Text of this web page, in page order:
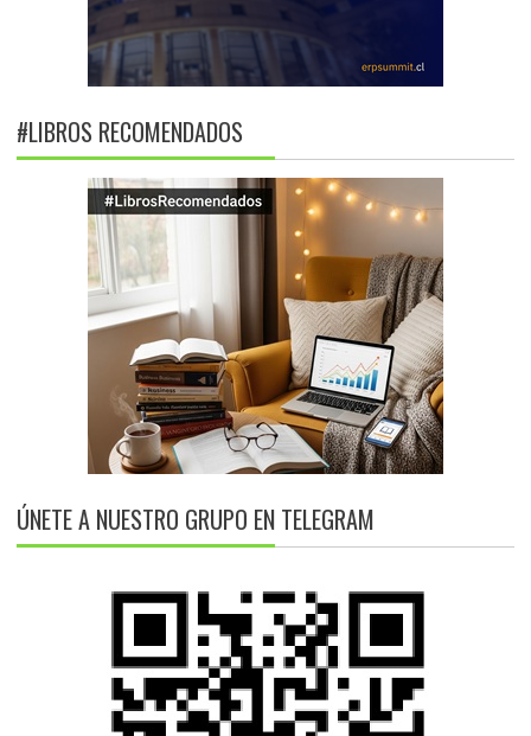
#LIBROS RECOMENDADOS
ÚNETE A NUESTRO GRUPO EN TELEGRAM